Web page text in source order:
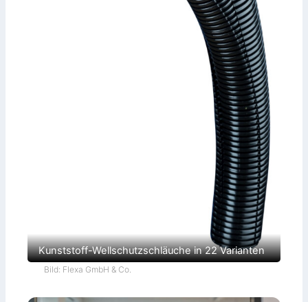
Kunststoff-Wellschutzschläuche in 22 Varianten
Bild: Flexa GmbH & Co.